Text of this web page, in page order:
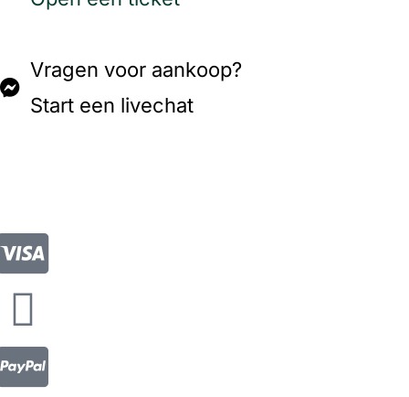
Vragen voor aankoop?
Start een livechat